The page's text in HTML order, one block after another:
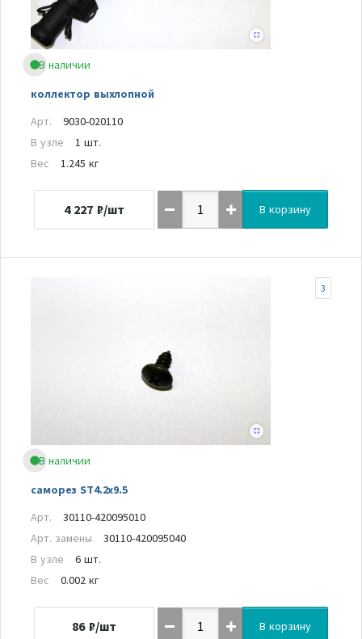
В наличии
коллектор выхлопной
Арт.
9030-020110
В узле
1 шт.
Вес
1.245 кг
4 227 ₽/шт В корзину
В наличии
саморез ST4.2x9.5
3
Арт.
30110-420095010
Арт. замены
30110-420095040
В узле
6 шт.
Вес
0.002 кг
86 ₽/шт В корзину